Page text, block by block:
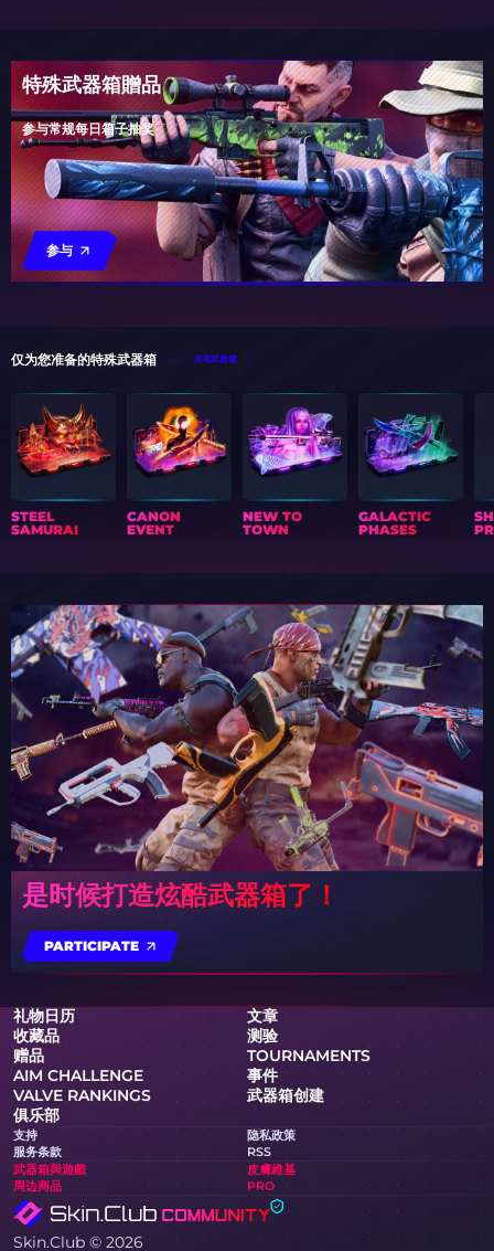
特殊武器箱贈品
参与常规每日箱子抽奖
参与
仅为您准备的特殊武器箱 所有武器箱
STEEL
SAMURAI
CANON
EVENT
NEW TO
TOWN
GALACTIC
PHASES
是时候打造炫酷武器箱了！
PARTICIPATE
礼物日历
文章
收藏品
测验
赠品
TOURNAMENTS
AIM CHALLENGE
事件
VALVE RANKINGS
武器箱创建
俱乐部
支持
隐私政策
服务条款
RSS
武器箱與遊戲
皮膚維基
周边商品
PRO
Skin.Club © 2026